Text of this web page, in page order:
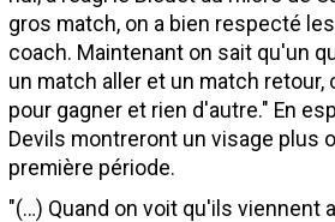
gros match, on a bien respecté
coach. Maintenant on sait qu'un
un match aller et un match retour,
pour gagner et rien d'autre." En
Devils montreront un visage plus
première période.
"(…) Quand on voit qu'ils viennent
Tableau transferts L1
Taille de la police
Paramètrages / Options
Contact / Signaler un bug
Recrutement Maxifoot